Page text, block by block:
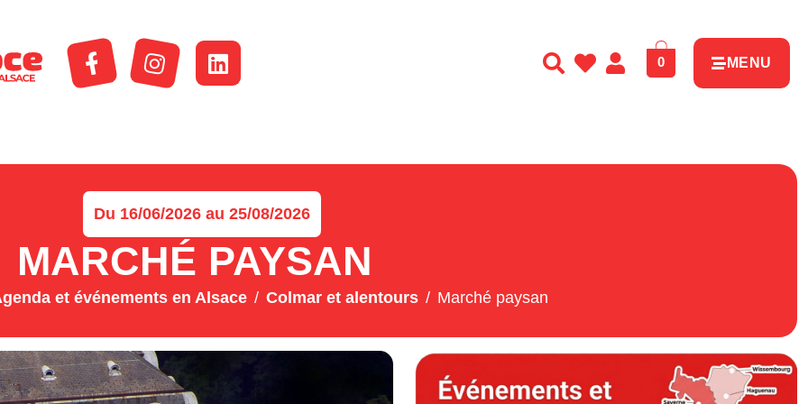
0 MENU
Du 16/06/2026 au 25/08/2026
MARCHÉ PAYSAN
et événements en Alsace Colmar et alentours Marché paysan